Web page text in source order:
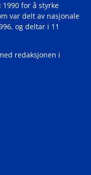
for å styrke
var delt av nasjonale
og deltar i 11
redaksjonen i